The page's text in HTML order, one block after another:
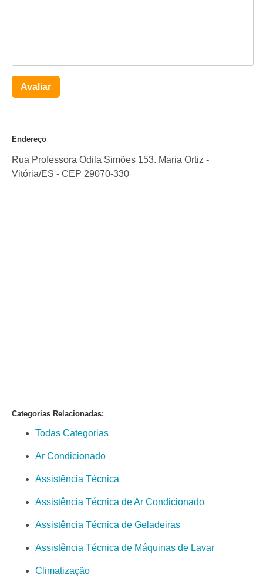
Avaliar
Endereço
Rua Professora Odila Simões 153. Maria Ortiz -
Vitória/ES - CEP 29070-330
Categorias Relacionadas:
Todas Categorias
Ar Condicionado
Assistência Técnica
Assistência Técnica de Ar Condicionado
Assistência Técnica de Geladeiras
Assistência Técnica de Máquinas de Lavar
Climatização